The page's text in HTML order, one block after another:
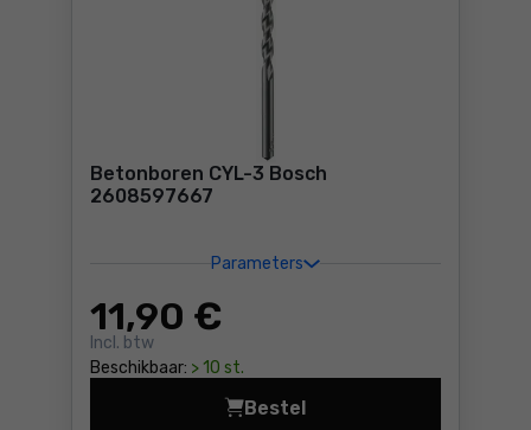
Betonboren CYL-3 Bosch
2608597667
Parameters
11,90 €
Incl. btw
Beschikbaar: > 10 st.
Bestel
Betonboren CYL-3 Bosch